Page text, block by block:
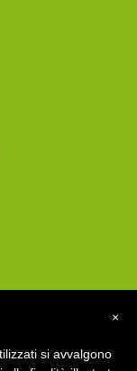
×
si avvalgono